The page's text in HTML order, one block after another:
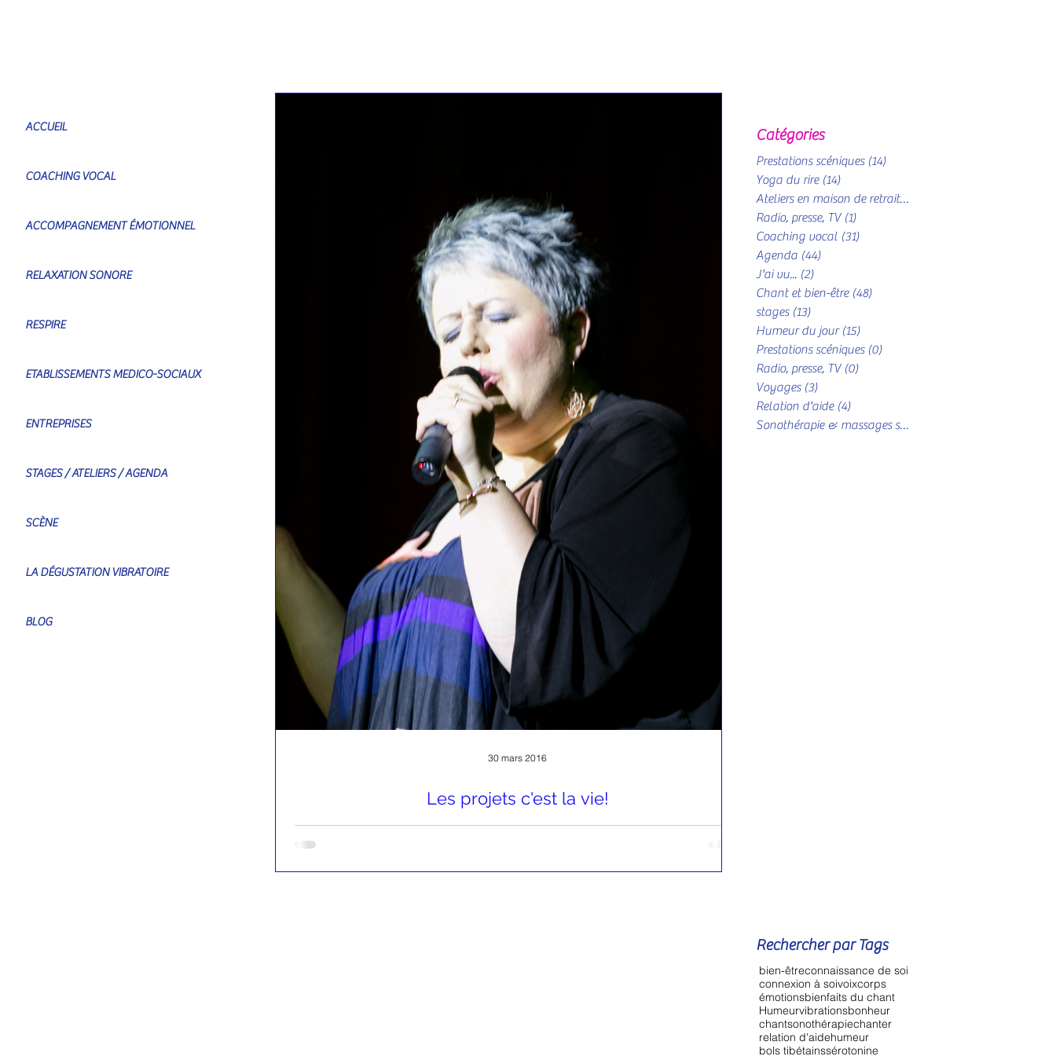
ACCUEIL
COACHING VOCAL
ACCOMPAGNEMENT ÉMOTIONNEL
RELAXATION SONORE
RESPIRE
ETABLISSEMENTS MEDICO-SOCIAUX
ENTREPRISES
STAGES / ATELIERS / AGENDA
SCÈNE
LA DÉGUSTATION VIBRATOIRE
BLOG
Les projets c'est la vie!
Les nouveaux projets c'est ce qui nous fait avancer. J'en suis persuadée! J'en ai
30 mars 2016
Catégories
Prestations scéniques (14)
Yoga du rire (14)
Ateliers en maison de retraite
Radio, presse, TV (1)
Coaching vocal (31)
Agenda (44)
J'ai vu... (2)
Chant et bien-être (48)
stages (13)
Humeur du jour (15)
Prestations scéniques (0)
Radio, presse, TV (0)
Voyages (3)
Relation d'aide (4)
Sonothérapie & massages sonores
Rechercher par Tags
bien-êtreconnaissance de soi
connexion à soivoixcorps
émotionsbienfaits du chant
Humeurvibrationsbonheur
chantsonothérapiechanter
relation d'aidehumeur
bols tibétainssérotonine